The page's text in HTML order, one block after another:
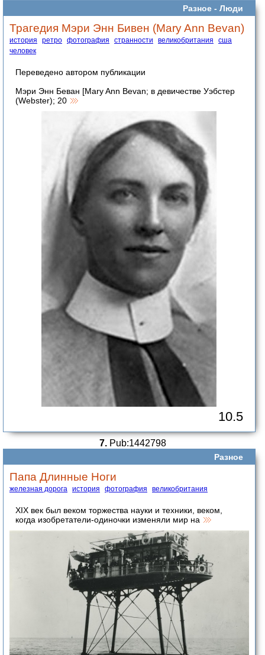
Разное - Люди
Трагедия Мэри Энн Бивен (Mary Ann Bevan)
история ретро фотография странности великобритания
сша
человек
Переведено автором публикации
Мэри Энн Беван [Mary Ann Bevan; в девичестве Уэбстер
(Webster); 20
10.5
7.Pub:1442798
Разное
Папа Длинные Ноги
железная дорога история фотография великобритания
XIX век был веком торжества науки и техники, веком,
когда изобретатели-одиночки изменяли мир на